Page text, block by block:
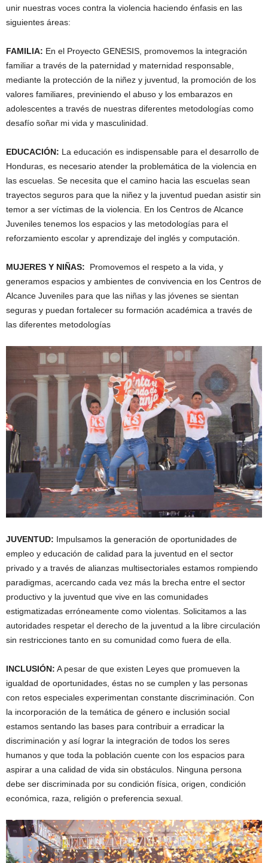
unir nuestras voces contra la violencia haciendo énfasis en las
siguientes áreas:
FAMILIA: En el Proyecto GENESIS, promovemos la integración
familiar a través de la paternidad y maternidad responsable,
mediante la protección de la niñez y juventud, la promoción de los
valores familiares, previniendo el abuso y los embarazos en
adolescentes a través de nuestras diferentes metodologías como
desafío soñar mi vida y masculinidad.
EDUCACIÓN: La educación es indispensable para el desarrollo de
Honduras, es necesario atender la problemática de la violencia en
las escuelas. Se necesita que el camino hacia las escuelas sean
trayectos seguros para que la niñez y la juventud puedan asistir sin
temor a ser víctimas de la violencia. En los Centros de Alcance
Juveniles tenemos los espacios y las metodologías para el
reforzamiento escolar y aprendizaje del inglés y computación.
MUJERES Y NIÑAS: Promovemos el respeto a la vida, y
generamos espacios y ambientes de convivencia en los Centros de
Alcance Juveniles para que las niñas y las jóvenes se sientan
seguras y puedan fortalecer su formación académica a través de
las diferentes metodologías
JUVENTUD: Impulsamos la generación de oportunidades de
empleo y educación de calidad para la juventud en el sector
privado y a través de alianzas multisectoriales estamos rompiendo
paradigmas, acercando cada vez más la brecha entre el sector
productivo y la juventud que vive en las comunidades
estigmatizadas erróneamente como violentas. Solicitamos a las
autoridades respetar el derecho de la juventud a la libre circulación
sin restricciones tanto en su comunidad como fuera de ella.
INCLUSIÓN: A pesar de que existen Leyes que promueven la
igualdad de oportunidades, éstas no se cumplen y las personas
con retos especiales experimentan constante discriminación. Con
la incorporación de la temática de género e inclusión social
estamos sentando las bases para contribuir a erradicar la
discriminación y así lograr la integración de todos los seres
humanos y que toda la población cuente con los espacios para
aspirar a una calidad de vida sin obstáculos. Ninguna persona
debe ser discriminada por su condición física, origen, condición
económica, raza, religión o preferencia sexual.